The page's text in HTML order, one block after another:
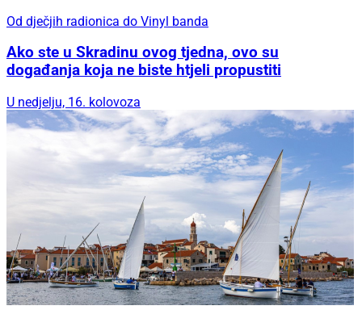
Od dječjih radionica do Vinyl banda
Ako ste u Skradinu ovog tjedna, ovo su
događanja koja ne biste htjeli propustiti
U nedjelju, 16. kolovoza